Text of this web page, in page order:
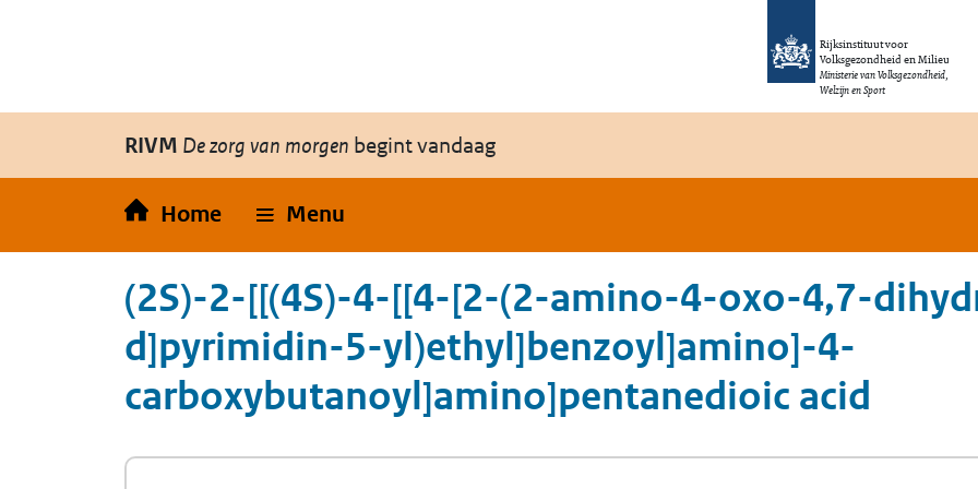
Rijksinstituut voor
Volksgezondheid en Milieu
Ministerie van Volksgezondheid,
Welzijn en Sport
RIVM De zorg van morgen begint vandaag
Home Menu
(2S)-2-[[(4S)-4-[[4-[2-(2-amino-4-oxo-4,7-
d]pyrimidin-5-yl)ethyl]benzoyl]amino]-4-
carboxybutanoyl]amino]pentanedioic acid